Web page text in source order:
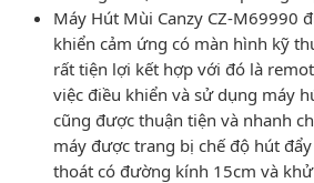
Máy Hút Mùi Canzy CZ-M69990
khiển cảm ứng có màn hình kỹ
rất tiện lợi kết hợp với đó là
việc điều khiển và sử dụng máy
cũng được thuận tiện và nhanh
máy được trang bị chế độ hút
thoát có đường kính 15cm và